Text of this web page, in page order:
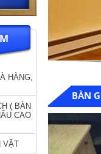
HÀNG,
( BÀN
CAO
VẶT
BÀN